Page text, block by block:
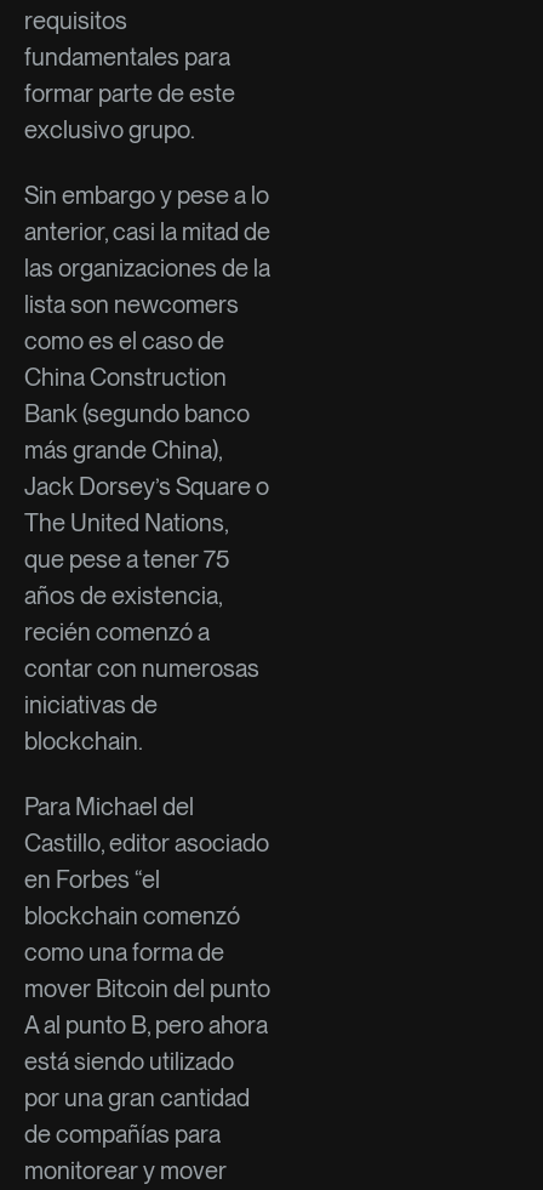
requisitos
fundamentales para
formar parte de este
exclusivo grupo.
Sin embargo y pese a lo
anterior, casi la mitad de
las organizaciones de la
lista son newcomers
como es el caso de
China Construction
Bank (segundo banco
más grande China),
Jack Dorsey’s Square o
The United Nations,
que pese a tener 75
años de existencia,
recién comenzó a
contar con numerosas
iniciativas de
blockchain.
Para Michael del
Castillo, editor asociado
en Forbes “el
blockchain comenzó
como una forma de
mover Bitcoin del punto
A al punto B, pero ahora
está siendo utilizado
por una gran cantidad
de compañías para
monitorear y mover